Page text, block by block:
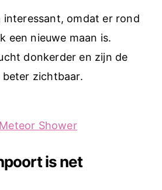
interessant, omdat er rond
een nieuwe maan is.
donkerder en zijn de
zichtbaar.
Shower
is net